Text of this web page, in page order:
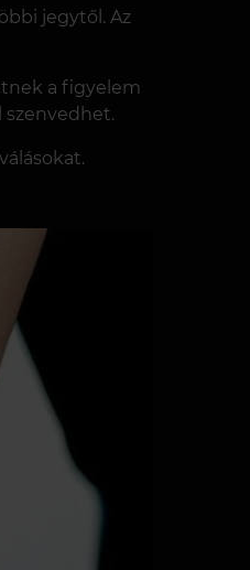
jegytől. Az
a figyelem
szenvedhet.